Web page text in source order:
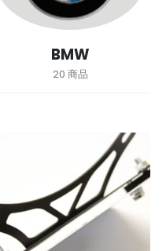
BMW
20 商品